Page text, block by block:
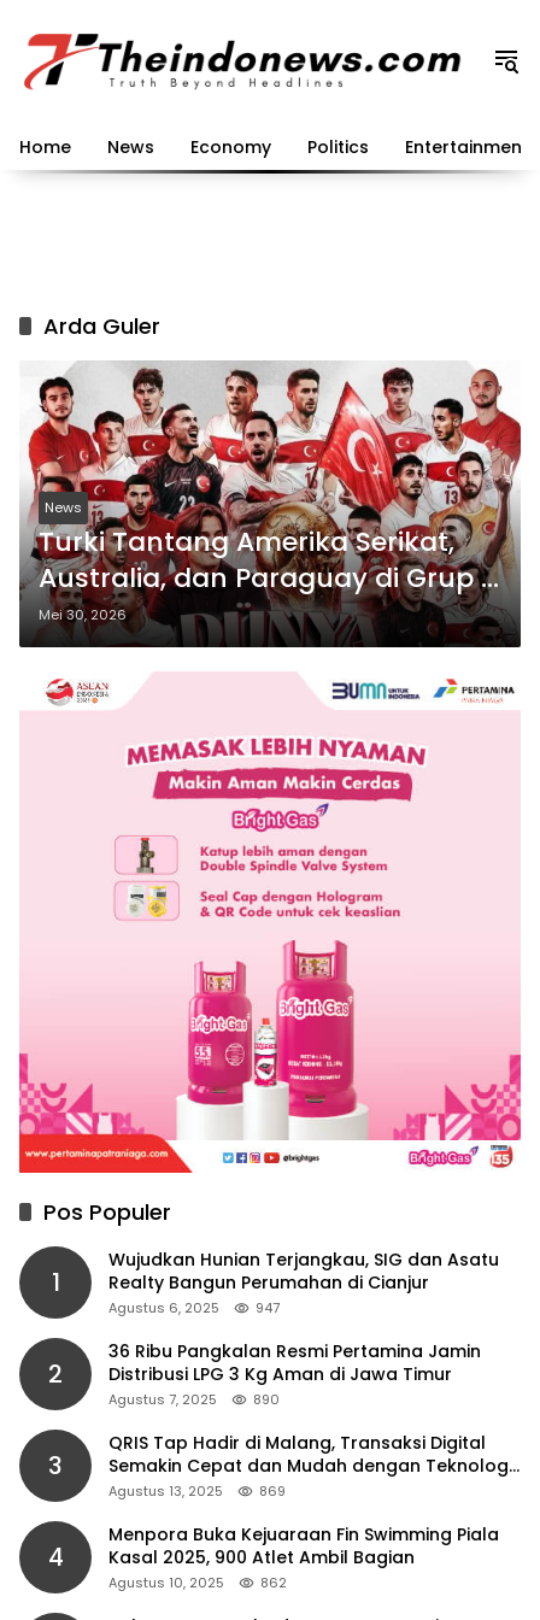
konten
Home News Economy Politics Entertainment
Arda Guler
News
Turki Tantang Amerika Serikat,
Australia, dan Paraguay di Grup D
Piala Dunia 2026
Mei 30, 2026
Pos Populer
1
Wujudkan Hunian Terjangkau, SIG dan Asatu
Realty Bangun Perumahan di Cianjur
Agustus 6, 2025 947
2
36 Ribu Pangkalan Resmi Pertamina Jamin
Distribusi LPG 3 Kg Aman di Jawa Timur
Agustus 7, 2025 890
3
QRIS Tap Hadir di Malang, Transaksi Digital
Semakin Cepat dan Mudah dengan Teknologi
NFC
Agustus 13, 2025 869
4
Menpora Buka Kejuaraan Fin Swimming Piala
Kasal 2025, 900 Atlet Ambil Bagian
Agustus 10, 2025 862